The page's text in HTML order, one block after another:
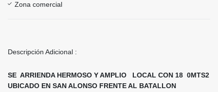
Zona comercial
Descripción Adicional :
SE ARRIENDA HERMOSO Y AMPLIO LOCAL CON 18 0MTS2
UBICADO EN SAN ALONSO FRENTE AL BATALLON